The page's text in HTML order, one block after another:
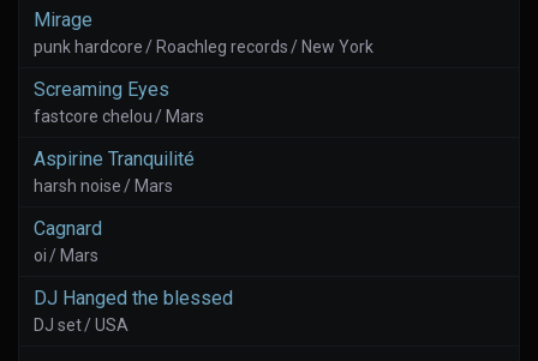
Mirage
punk hardcore / Roachleg records / New York
Screaming Eyes
fastcore chelou / Mars
Aspirine Tranquilité
harsh noise / Mars
Cagnard
oi / Mars
DJ Hanged the blessed
DJ set / USA